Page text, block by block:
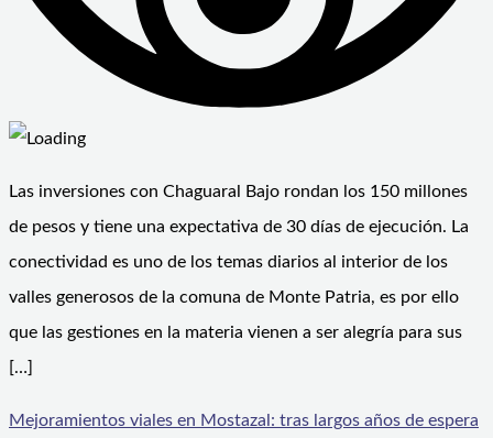
Las inversiones con Chaguaral Bajo rondan los 150 millones
de pesos y tiene una expectativa de 30 días de ejecución. La
conectividad es uno de los temas diarios al interior de los
valles generosos de la comuna de Monte Patria, es por ello
que las gestiones en la materia vienen a ser alegría para sus
[…]
Mejoramientos viales en Mostazal: tras largos años de espera